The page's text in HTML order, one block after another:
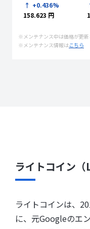
+0.436%
158.623 円
※メンテナンス中は価格が更新
※メンテナンス情報はこちら
ライトコイン（
ライトコインは、
に、元Googleのエ